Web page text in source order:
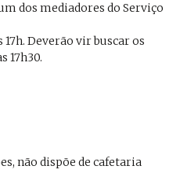
dos mediadores do Serviço
Deverão vir buscar os
17h30.
não dispõe de cafetaria